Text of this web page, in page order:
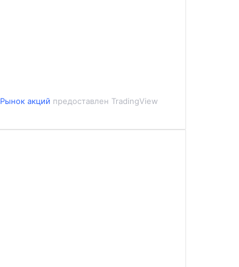
Рынок акций предоставлен TradingView